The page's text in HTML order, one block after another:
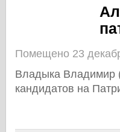
Помещено 23
Владыка Владимир
кандидатов на